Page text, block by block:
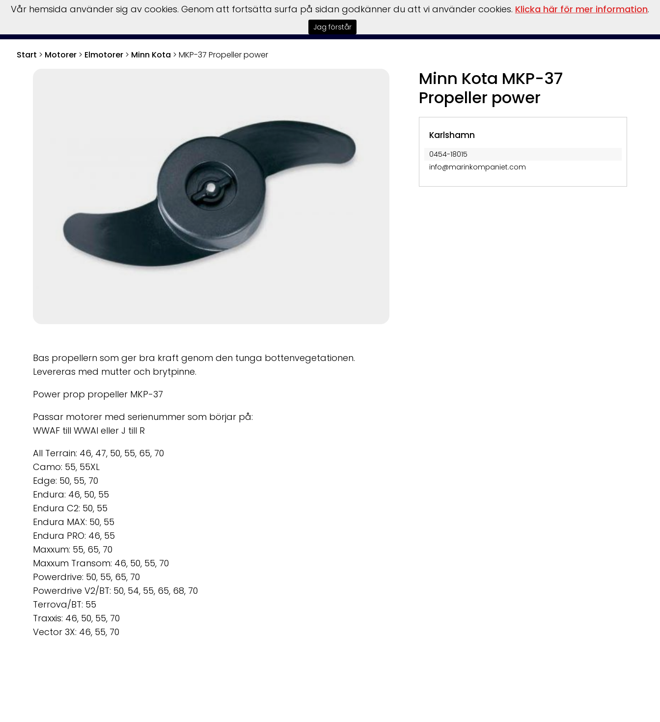
Trailers Garmin
Start > Motorer> Elmotorer> Minn Kota > MKP-37 Propeller power
Minn Kota MKP-37
Propeller power
Karlshamn
0454-18015
info@marinkompaniet.com
Bas propellern som ger bra kraft genom den tunga bottenvegetationen.
Levereras med mutter och brytpinne.
Power prop propeller MKP-37
Passar motorer med serienummer som börjar på:
WWAF till WWAI eller J till R
All Terrain: 46, 47, 50, 55, 65, 70
Camo: 55, 55XL
Edge: 50, 55, 70
Endura: 46, 50, 55
Endura C2: 50, 55
Endura MAX: 50, 55
Endura PRO: 46, 55
Maxxum: 55, 65, 70
Maxxum Transom: 46, 50, 55, 70
Powerdrive: 50, 55, 65, 70
Powerdrive V2/BT: 50, 54, 55, 65, 68, 70
Terrova/BT: 55
Traxxis: 46, 50, 55, 70
Vector 3X: 46, 55, 70
Vår hemsida använder sig av cookies. Genom att fortsätta surfa på sidan godkänner du att vi använder cookies. Klicka här för mer information.
Jag förstår